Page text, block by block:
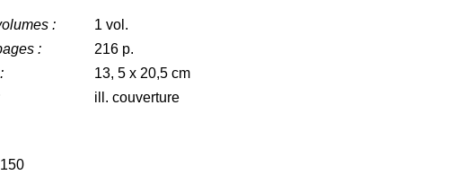
:
1 vol.
:
216 p.
:
13, 5 x 20,5 cm
ill. couverture